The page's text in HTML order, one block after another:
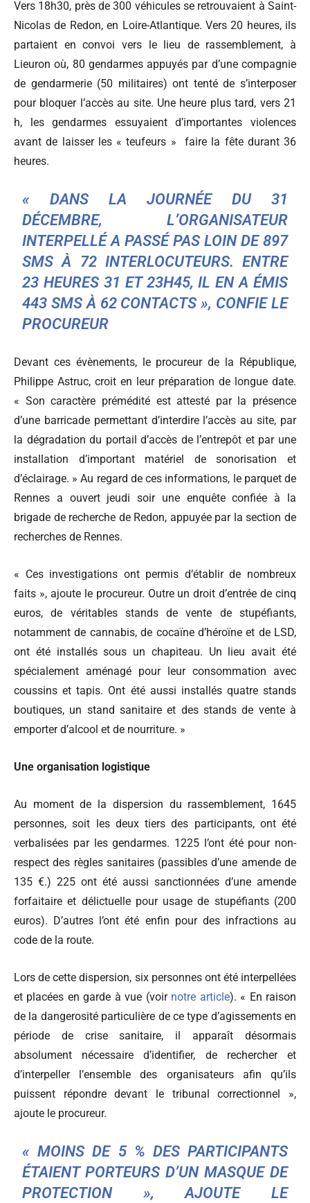
Vers 18h30, près de 300 véhicules se retrouvaient à Saint-
Nicolas de Redon, en Loire-Atlantique. Vers 20 heures, ils
partaient en convoi vers le lieu de rassemblement, à
Lieuron où, 80 gendarmes appuyés par d’une compagnie
de gendarmerie (50 militaires) ont tenté de s’interposer
pour bloquer l’accès au site. Une heure plus tard, vers 21
h, les gendarmes essuyaient d’importantes violences
avant de laisser les « teufeurs » faire la fête durant 36
heures.
« DANS LA JOURNÉE DU 31
DÉCEMBRE, L’ORGANISATEUR
INTERPELLÉ A PASSÉ PAS LOIN DE 897
SMS À 72 INTERLOCUTEURS. ENTRE
23 HEURES 31 ET 23H45, IL EN A ÉMIS
443 SMS À 62 CONTACTS », CONFIE LE
PROCUREUR
Devant ces évènements, le procureur de la République,
Philippe Astruc, croit en leur préparation de longue date.
« Son caractère prémédité est attesté par la présence
d’une barricade permettant d’interdire l’accès au site, par
la dégradation du portail d’accès de l’entrepôt et par une
installation d’important matériel de sonorisation et
d’éclairage. » Au regard de ces informations, le parquet de
Rennes a ouvert jeudi soir une enquête confiée à la
brigade de recherche de Redon, appuyée par la section de
recherches de Rennes.
« Ces investigations ont permis d’établir de nombreux
faits », ajoute le procureur. Outre un droit d’entrée de cinq
euros, de véritables stands de vente de stupéfiants,
notamment de cannabis, de cocaïne d’héroïne et de LSD,
ont été installés sous un chapiteau. Un lieu avait été
spécialement aménagé pour leur consommation avec
coussins et tapis. Ont été aussi installés quatre stands
boutiques, un stand sanitaire et des stands de vente à
emporter d’alcool et de nourriture. »
Une organisation logistique
Au moment de la dispersion du rassemblement, 1645
personnes, soit les deux tiers des participants, ont été
verbalisées par les gendarmes. 1225 l’ont été pour non-
respect des règles sanitaires (passibles d’une amende de
135 €.) 225 ont été aussi sanctionnées d’une amende
forfaitaire et délictuelle pour usage de stupéfiants (200
euros). D’autres l’ont été enfin pour des infractions au
code de la route.
Lors de cette dispersion, six personnes ont été interpellées
et placées en garde à vue (voir notre article). « En raison
de la dangerosité particulière de ce type d’agissements en
période de crise sanitaire, il apparaît désormais
absolument nécessaire d’identifier, de rechercher et
d’interpeller l’ensemble des organisateurs afin qu’ils
puissent répondre devant le tribunal correctionnel »,
ajoute le procureur.
« MOINS DE 5 % DES PARTICIPANTS
ÉTAIENT PORTEURS D’UN MASQUE DE
PROTECTION », AJOUTE LE